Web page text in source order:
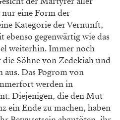
eine Form der
Kategorie der Vernunft,
ebenso gegenwärtig wie das
weiterhin. Immer noch
Söhne von Zedekiah und
aus. Das Pogrom von
werden in
Diejenigen, die den Mut
ein Ende zu machen, haben